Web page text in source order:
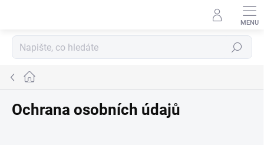
Hledat
Domů
Ochrana osobních údajů